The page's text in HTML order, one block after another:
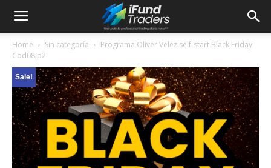
Home Sin categoría
Programa Oliver Velez self-start Black Friday
Cod08 p2
Sale!